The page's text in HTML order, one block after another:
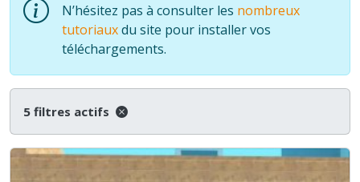
N’hésitez pas à consulter les nombreux
tutoriauxdu site pour installer vos
téléchargements.
5 filtres actifs